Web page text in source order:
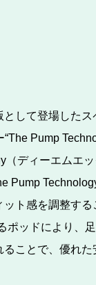
して登場した
Pump
（ディーエムエ
Pump
ト感を調整する
ポッドにより、
ことで、優れ